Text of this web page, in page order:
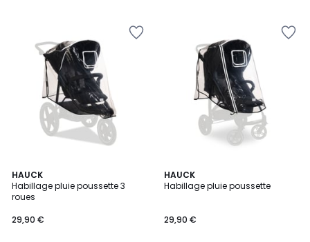
HAUCK
Habillage pluie poussette 3
roues
29,90 €
HAUCK
Habillage pluie poussette
29,90 €